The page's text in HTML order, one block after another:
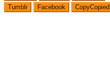
Tumblr
Facebook CopyCopied